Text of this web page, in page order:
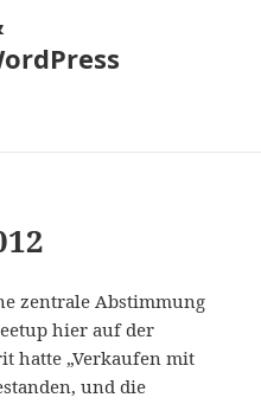
zentrale Abstimmung
hier auf der
hatte „Verkaufen mit
und die